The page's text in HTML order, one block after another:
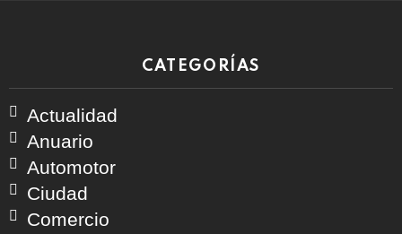
CATEGORÍAS
Actualidad
Anuario
Automotor
Ciudad
Comercio